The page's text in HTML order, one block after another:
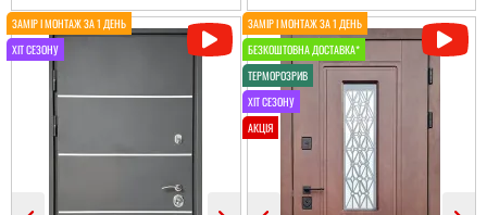
Іван
також швидкості і якості
нема. Але замірник так
розповів про заміну
дверей, що ми з
що демонтують не
тільки зовнішні двері, а
Петро
Дуже задоволений
послугами данної
компанії. Все виконало
вчасно, акуратно та
надійно.